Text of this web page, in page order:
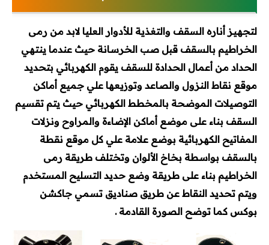
لتجهيز أناره السقف والتغذية للأدوار العليا لابد من رمى
الخراطيم بالسقف قبل صب الخرسانة حيث عندما ينتهي
الحداد من أعمال الحدادة للسقف يقوم الكهربائي بتحديد
موقع نقاط النزول والصاعد وتوزيعها علي جميع أماكن
التوصيلات الموضحة بالمخطط الكهربائي حيث يتم تقسيم
السقف بناء على موضع أماكن الإضاءة والمراوح ونزلات
المفاتيح الكهربائية بوضع علامة علي كل موقع نقطة
بالسقف بواسطة بخاخ الألوان وتختلف طريقة رمى
الخراطيم بناء على طريقة وضع حديد التسليح المستخدم
ويتم تحديد النقاط عن طريق صناديق تسمي جاكشن
بوكس كما توضح الصورة القادمة .